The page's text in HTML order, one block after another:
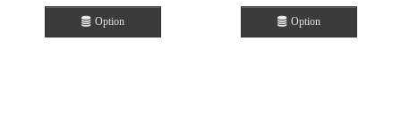
Option Option